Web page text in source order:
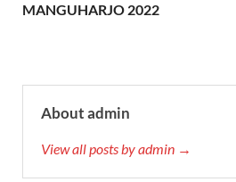
MANGUHARJO 2022
About admin
View all posts by admin →